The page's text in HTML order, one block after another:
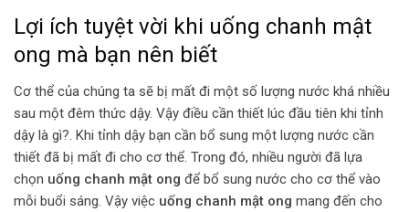
Lợi ích tuyệt vời khi uống chanh mật
ong mà bạn nên biết
Cơ thể của chúng ta sẽ bị mất đi một số lượng nước khá nhiều
sau một đêm thức dậy. Vậy điều cần thiết lúc đầu tiên khi tỉnh
dậy là gì?. Khi tỉnh dậy bạn cần bổ sung một lượng nước cần
thiết đã bị mất đi cho cơ thể. Trong đó, nhiều người đã lựa
chọn uống chanh mật ong để bổ sung nước cho cơ thể vào
mỗi buổi sáng. Vậy việc uống chanh mật ong mang đến cho